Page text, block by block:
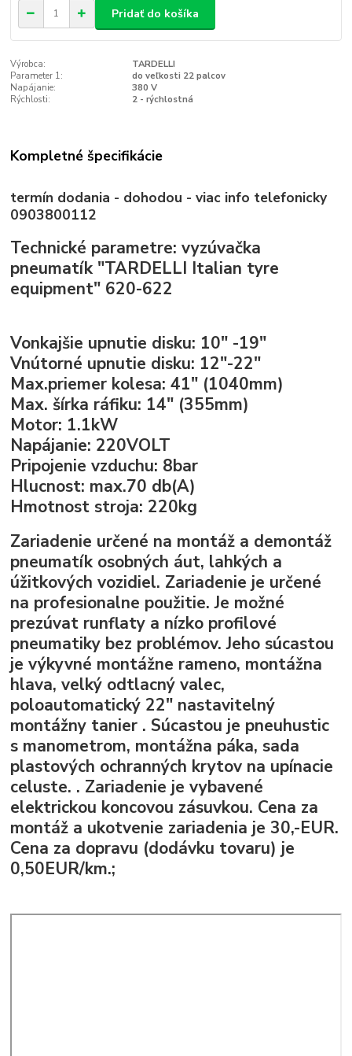
Pridať do košíka
Výrobca:
TARDELLI
Parameter 1:
do veľkosti 22 palcov
Napájanie:
380 V
Rýchlosti:
2 - rýchlostná
Kompletné špecifikácie
termín dodania - dohodou - viac info telefonicky
0903800112
Technické parametre: vyzúvačka
pneumatík "TARDELLI Italian tyre
equipment" 620-622
Vonkajšie upnutie disku: 10" -19"
Vnútorné upnutie disku: 12"-22"
Max.priemer kolesa: 41" (1040mm)
Max. šírka ráfiku: 14" (355mm)
Motor: 1.1kW
Napájanie: 220VOLT
Pripojenie vzduchu: 8bar
Hlucnost: max.70 db(A)
Hmotnost stroja: 220kg
Zariadenie určené na montáž a demontáž
pneumatík osobných áut, lahkých a
úžitkových vozidiel. Zariadenie je určené
na profesionalne použitie. Je možné
prezúvat runflaty a nízko profilové
pneumatiky bez problémov. Jeho súcastou
je výkyvné montážne rameno, montážna
hlava, velký odtlacný valec,
poloautomatický 22" nastavitelný
montážny tanier . Súcastou je pneuhustic
s manometrom, montážna páka, sada
plastových ochranných krytov na upínacie
celuste. . Zariadenie je vybavené
elektrickou koncovou zásuvkou. Cena za
montáž a ukotvenie zariadenia je 30,-EUR.
Cena za dopravu (dodávku tovaru) je
0,50EUR/km.;